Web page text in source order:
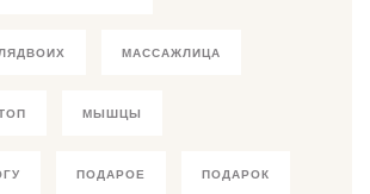
МАССАЖЛИЦА
МЫШЦЫ
ПОДАРОЕ ПОДАРОК